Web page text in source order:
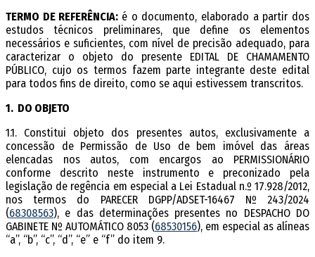
TERMO DE REFERÊNCIA: é o documento, elaborado a partir dos
estudos técnicos preliminares, que define os elementos
necessários e suficientes, com nível de precisão adequado, para
caracterizar o objeto do presente EDITAL DE CHAMAMENTO
PÚBLICO, cujo os termos fazem parte integrante deste edital
para todos fins de direito, como se aqui estivessem transcritos.
1. DO OBJETO
1.1. Constitui objeto dos presentes autos, exclusivamente a
concessão de Permissão de Uso de bem imóvel das áreas
elencadas nos autos, com encargos ao PERMISSIONÁRIO
conforme descrito neste instrumento e preconizado pela
legislação de regência em especial a Lei Estadual n.º 17.928/2012,
nos termos do PARECER DGPP/ADSET-16467 Nº 243/2024
(68308563), e das determinações presentes no DESPACHO DO
GABINETE Nº AUTOMÁTICO 8053 (68530156), em especial as alíneas
“a”, “b”, “c”, “d”, “e” e “f” do item 9.